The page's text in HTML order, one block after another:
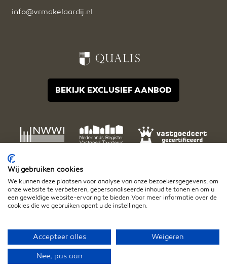
info@vrmakelaardij.nl
BEKIJK EXCLUSIEF AANBOD
Wij gebruiken cookies
We kunnen deze plaatsen voor analyse van onze bezoekersgegevens, om
onze website te verbeteren, gepersonaliseerde inhoud te tonen en om u
een geweldige website-ervaring te bieden. Voor meer informatie over de
cookies die we gebruiken opent u de instellingen.
Accepteer alles Weigeren
Nee, pas aan